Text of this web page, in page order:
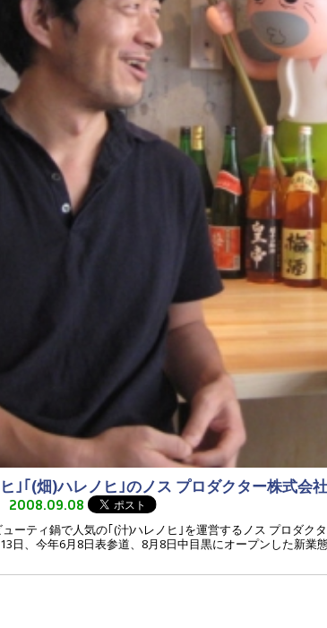
｣｢(畑)ハレノヒ｣のノス プロダクター株式会
2008.09.08
ーティ鍋で人気の｢(汁)ハレノヒ｣を運営するノス プロダ
日、今年6月8日表参道、8月8日中目黒にオープンした新